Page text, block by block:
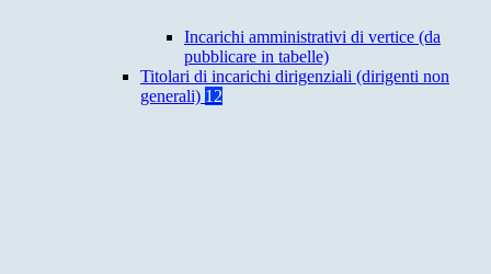
Incarichi amministrativi di vertice (da
pubblicare in tabelle)
Titolari di incarichi dirigenziali (dirigenti non
generali) 12